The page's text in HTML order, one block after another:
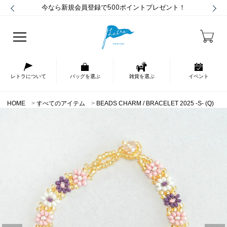
今なら新規会員登録で500ポイントプレゼント！
レトラについて バッグを選ぶ 雑貨を選ぶ イベント
HOME すべてのアイテム BEADS CHARM / BRACELET 2025 -S- (Q)